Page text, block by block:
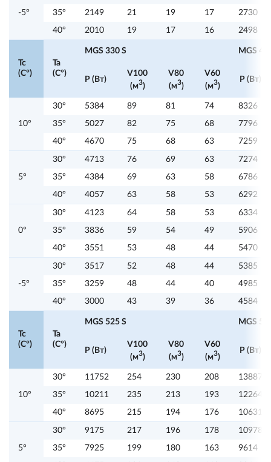
-5° 35° 2149 21 19 17 2730
40° 2010 19 17 16 2498
Tc
(C°)
Ta
(C°)
MGS 330 S MGS
P (Вт)
V100
(м3)
V80
(м3)
V60
(м3)
P (Вт)
10°
30° 5384 89 81 74 8326
35° 5027 82 75 68 7796
40° 4670 75 68 63 7259
5°
30° 4713 76 69 63 7274
35° 4384 69 63 58 6786
40° 4057 63 58 53 6292
0°
30° 4123 64 58 53 6334
35° 3836 59 54 49 5906
40° 3551 53 48 44 5470
-5°
30° 3517 52 48 44 5385
35° 3259 48 44 40 4985
40° 3000 43 39 36 4584
Tc
(C°)
Ta
(C°)
MGS 525 S MGS
P (Вт)
V100
(м3)
V80
(м3)
V60
(м3)
P (Вт)
10°
30° 11752 254 230 208 13887
35° 10211 235 213 193 12264
40° 8695 215 194 176 10631
5°
30° 9175 217 196 178 10978
35° 7925 199 180 163 9614